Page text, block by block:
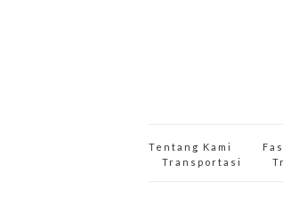
Tentang Kami
Transportasi